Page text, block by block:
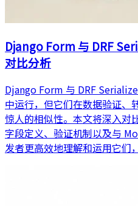
Django Form 与 DRF
对比分析
Django Form 与 DRF
中运行，但它们在数据验证、
惊人的相似性。本文将深入对
字段定义、验证机制以及与
发者更高效地理解和运用它们